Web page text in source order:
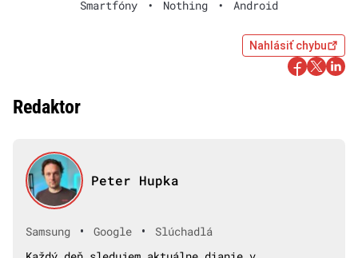
Smartfóny • Nothing • Android
Nahlásiť chybu
Redaktor
Peter Hupka
Samsung • Google •
Slúchadlá